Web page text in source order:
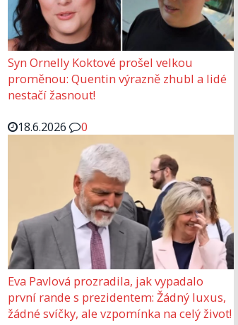
Syn Ornelly Koktové prošel velkou
proměnou: Quentin výrazně zhubl a lidé
nestačí žasnout!
18.6.2026
0
Eva Pavlová prozradila, jak vypadalo
první rande s prezidentem: Žádný luxus,
žádné svíčky, ale vzpomínka na celý život!